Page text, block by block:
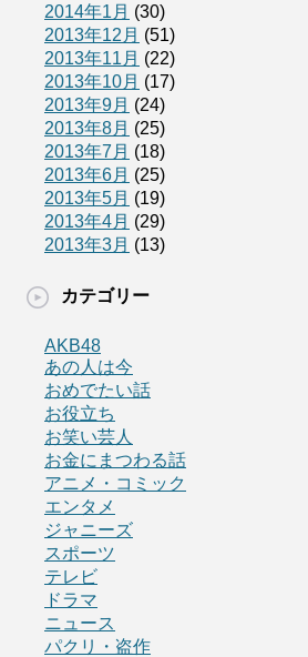
2014年1月 (30)
2013年12月 (51)
2013年11月 (22)
2013年10月 (17)
2013年9月 (24)
2013年8月 (25)
2013年7月 (18)
2013年6月 (25)
2013年5月 (19)
2013年4月 (29)
2013年3月 (13)
カテゴリー
AKB48
あの人は今
おめでたい話
お役立ち
お笑い芸人
お金にまつわる話
アニメ・コミック
エンタメ
ジャニーズ
スポーツ
テレビ
ドラマ
ニュース
パクリ・盗作